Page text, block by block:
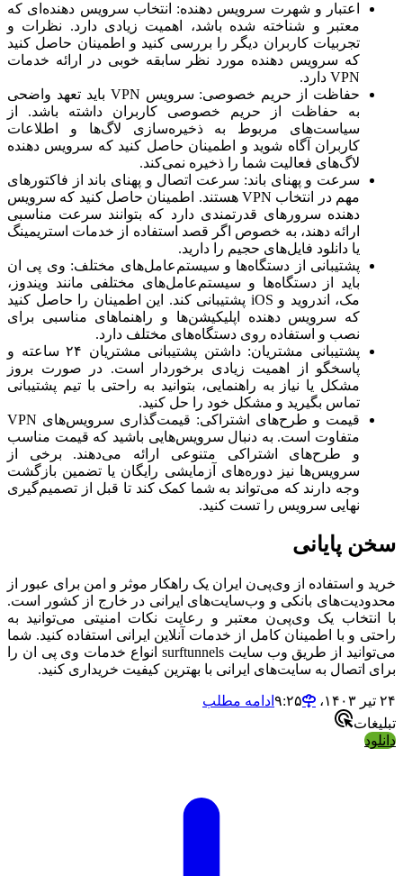
اعتبار و شهرت سرویس دهنده: انتخاب سرویس دهنده‌ای که
معتبر و شناخته شده باشد، اهمیت زیادی دارد. نظرات و
تجربیات کاربران دیگر را بررسی کنید و اطمینان حاصل کنید
که سرویس دهنده مورد نظر سابقه خوبی در ارائه خدمات
VPN دارد.
حفاظت از حریم خصوصی: سرویس VPN باید تعهد واضحی
به حفاظت از حریم خصوصی کاربران داشته باشد. از
سیاست‌های مربوط به ذخیره‌سازی لاگ‌ها و اطلاعات
کاربران آگاه شوید و اطمینان حاصل کنید که سرویس دهنده
لاگ‌های فعالیت شما را ذخیره نمی‌کند.
سرعت و پهنای باند: سرعت اتصال و پهنای باند از فاکتورهای
مهم در انتخاب VPN هستند. اطمینان حاصل کنید که سرویس
دهنده سرورهای قدرتمندی دارد که بتوانند سرعت مناسبی
ارائه دهند، به خصوص اگر قصد استفاده از خدمات استریمینگ
یا دانلود فایل‌های حجیم را دارید.
پشتیبانی از دستگاه‌ها و سیستم‌عامل‌های مختلف: وی پی ان
باید از دستگاه‌ها و سیستم‌عامل‌های مختلفی مانند ویندوز،
مک، اندروید و iOS پشتیبانی کند. این اطمینان را حاصل کنید
که سرویس دهنده اپلیکیشن‌ها و راهنماهای مناسبی برای
نصب و استفاده روی دستگاه‌های مختلف دارد.
پشتیبانی مشتریان: داشتن پشتیبانی مشتریان ۲۴ ساعته و
پاسخگو از اهمیت زیادی برخوردار است. در صورت بروز
مشکل یا نیاز به راهنمایی، بتوانید به راحتی با تیم پشتیبانی
تماس بگیرید و مشکل خود را حل کنید.
قیمت و طرح‌های اشتراکی: قیمت‌گذاری سرویس‌های VPN
متفاوت است. به دنبال سرویس‌هایی باشید که قیمت مناسب
و طرح‌های اشتراکی متنوعی ارائه می‌دهند. برخی از
سرویس‌ها نیز دوره‌های آزمایشی رایگان یا تضمین بازگشت
وجه دارند که می‌تواند به شما کمک کند تا قبل از تصمیم‌گیری
نهایی سرویس را تست کنید.
سخن پایانی
خرید و استفاده از وی‌پی‌ن ایران یک راهکار موثر و امن برای عبور از
محدودیت‌های بانکی و وب‌سایت‌های ایرانی در خارج از کشور است.
با انتخاب یک وی‌پی‌ن معتبر و رعایت نکات امنیتی می‌توانید به
راحتی و با اطمینان کامل از خدمات آنلاین ایرانی استفاده کنید. شما
می‌توانید از طریق وب سایت surftunnels انواع خدمات وی پی ان را
برای اتصال به سایت‌های ایرانی با بهترین کیفیت خریداری کنید.
۲۴ تیر ۱۴۰۳،‏ ۹:۲۵
ادامه مطلب
تبلیغات
دانلود